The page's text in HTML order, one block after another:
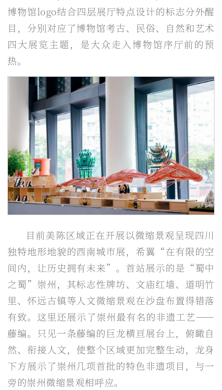
博物馆logo结合四层展厅特点设计的标志分外醒
目，分别对应了博物馆考古、民俗、自然和艺术
四大展览主题，是大众走入博物馆序厅前的预
热。
目前美陈区域正在开展以微缩景观呈现四川
独特地形地貌的西南城市展，希翼“在有限的空
间内，让历史拥有未来”。首站展示的是“蜀中
之蜀”崇州，其标志性牌坊、文庙红墙、道明竹
里、怀远古镇等人文微缩景观在沙盘布置得错落
有致。这里还展示了崇州最有名的非遗工艺——
藤编。只见一条藤编的巨龙横亘展台上，俯瞰自
然、衔接人文，使整个区域更加完整生动，龙身
下方展示了崇州几项首批的特色非遗项目，与一
旁的崇州微缩景观相呼应。